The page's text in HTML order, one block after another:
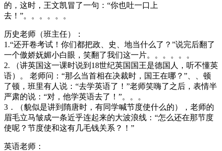
的，这时，王文凯冒了一句：“你也吐一口上
去！”。。。。。。
历史老师（班主任）：
1.“还开卷考试！你们都把政、史、地当什么了？”说完后翻了
一个傲娇妩媚小白眼，笑翻了我们这一片。。。。。。
2. （讲英国这一课时说到18世纪英国国王是德国人，听不懂英
语）。 老师问：“那么当首相在决裁时，国王在哪？”、、顿
了顿，班里有人说：“去学英语了！”老师笑嗨了之后，表情半
严肃的说：“对，他学英语去了！”。。。
3．（貌似是讲到隋唐时，有同学喊节度使什么的），老师的
眉毛立马皱成一条近乎连起来的大波浪线：“怎么还在那节度
使呢？节度使和这有几毛钱关系？！”
英语老师：